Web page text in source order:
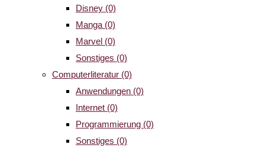
Disney (0)
Manga (0)
Marvel (0)
Sonstiges (0)
Computerliteratur (0)
Anwendungen (0)
Internet (0)
Programmierung (0)
Sonstiges (0)